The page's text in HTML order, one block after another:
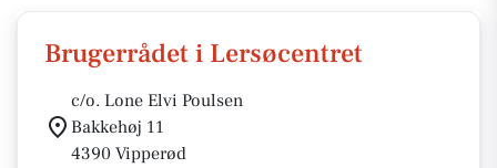
Brugerrådet i Lersøcentret
c/o. Lone Elvi Poulsen
Bakkehøj 11
4390 Vipperød